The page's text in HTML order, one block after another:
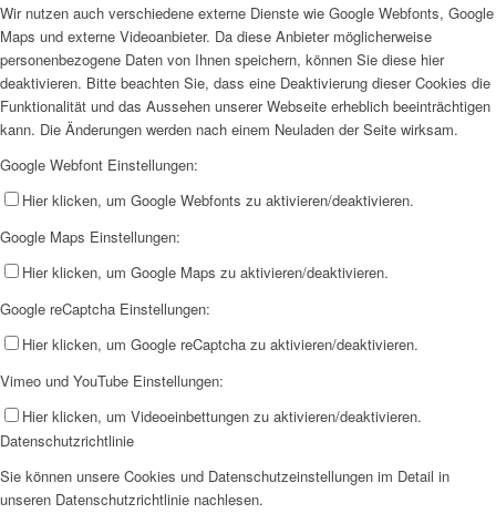
Wir nutzen auch verschiedene externe Dienste wie Google Webfonts, Google
Maps und externe Videoanbieter. Da diese Anbieter möglicherweise
personenbezogene Daten von Ihnen speichern, können Sie diese hier
deaktivieren. Bitte beachten Sie, dass eine Deaktivierung dieser Cookies die
Funktionalität und das Aussehen unserer Webseite erheblich beeinträchtigen
kann. Die Änderungen werden nach einem Neuladen der Seite wirksam.
Google Webfont Einstellungen:
Hier klicken, um Google Webfonts zu aktivieren/deaktivieren.
Google Maps Einstellungen:
Hier klicken, um Google Maps zu aktivieren/deaktivieren.
Google reCaptcha Einstellungen:
Hier klicken, um Google reCaptcha zu aktivieren/deaktivieren.
Vimeo und YouTube Einstellungen:
Hier klicken, um Videoeinbettungen zu aktivieren/deaktivieren.
Datenschutzrichtlinie
Sie können unsere Cookies und Datenschutzeinstellungen im Detail in
unseren Datenschutzrichtlinie nachlesen.